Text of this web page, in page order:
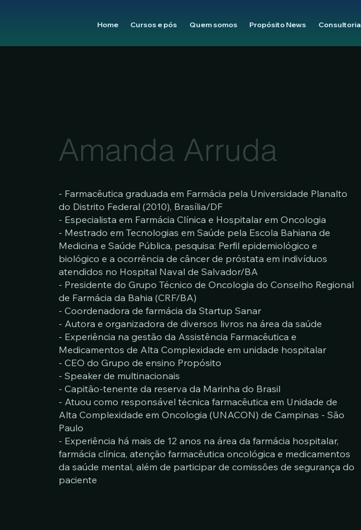
Home Cursos e pós Quem somos Propósito News Consultoria
Amanda Arruda
- Farmacêutica graduada em Farmácia pela Universidade Planalto
do Distrito Federal (2010), Brasília/DF
- Especialista em Farmácia Clínica e Hospitalar em Oncologia
- Mestrado em Tecnologias em Saúde pela Escola Bahiana de
Medicina e Saúde Pública, pesquisa: Perfil epidemiológico e
biológico e a ocorrência de câncer de próstata em indivíduos
atendidos no Hospital Naval de Salvador/BA
- Presidente do Grupo Técnico de Oncologia do Conselho Regional
de Farmácia da Bahia (CRF/BA)
- Coordenadora de farmácia da Startup Sanar
- Autora e organizadora de diversos livros na área da saúde
- Experiência na gestão da Assistência Farmacêutica e
Medicamentos de Alta Complexidade em unidade hospitalar
- CEO do Grupo de ensino Propósito
- Speaker de multinacionais
- Capitão-tenente da reserva da Marinha do Brasil
- Atuou como responsável técnica farmacêutica em Unidade de
Alta Complexidade em Oncologia (UNACON) de Campinas - São
Paulo
- Experiência há mais de 12 anos na área da farmácia hospitalar,
farmácia clínica, atenção farmacêutica oncológica e medicamentos
da saúde mental, além de participar de comissões de segurança do
paciente